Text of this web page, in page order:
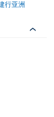
行亚洲